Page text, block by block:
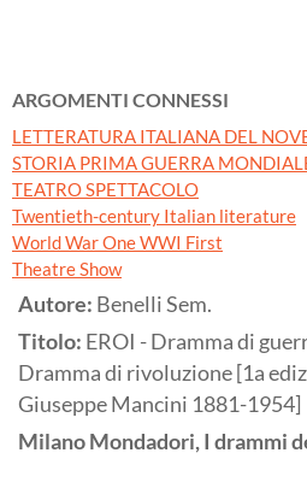
ARGOMENTI CONNESSI
LETTERATURA ITALIANA DEL
STORIA PRIMA GUERRA
TEATRO SPETTACOLO
Twentieth-century Italian literature
World War One WWI First
Theatre Show
Autore: Benelli Sem.
Titolo: EROI - Dramma di
Dramma di rivoluzione [1a
Giuseppe Mancini 1881-1954]
MilanoMondadori, I drammi